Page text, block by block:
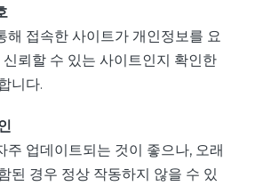
해 접속한 사이트가 개인정보를 요
신뢰할 수 있는 사이트인지 확인한
니다.
주 업데이트되는 것이 좋으나, 오래
된 경우 정상 작동하지 않을 수 있